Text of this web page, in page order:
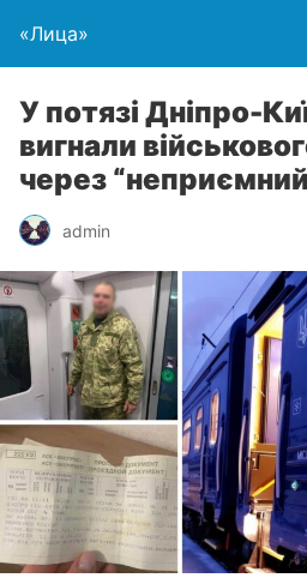
«Лица»
У потязі Дніпро-
вигнали
через
admin